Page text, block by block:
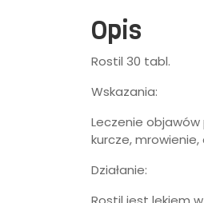
Opis
Rostil 30 tabl.
Wskazania:
Leczenie objawów
kurcze,
Działanie: